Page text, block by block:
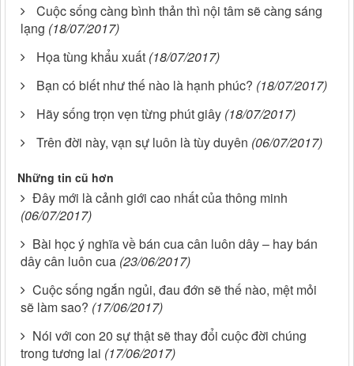
Cuộc sống càng bình thản thì nội tâm sẽ càng sáng
lạng (18/07/2017)
Họa tùng khẩu xuất (18/07/2017)
Bạn có biết như thế nào là hạnh phúc? (18/07/2017)
Hãy sống trọn vẹn từng phút giây (18/07/2017)
Trên đời này, vạn sự luôn là tùy duyên (06/07/2017)
Những tin cũ hơn
Đây mới là cảnh giới cao nhất của thông minh
(06/07/2017)
Bài học ý nghĩa về bán cua cân luôn dây – hay bán
dây cân luôn cua (23/06/2017)
Cuộc sống ngắn ngủi, đau đớn sẽ thế nào, mệt mỏi
sẽ làm sao? (17/06/2017)
Nói với con 20 sự thật sẽ thay đổi cuộc đời chúng
trong tương lai (17/06/2017)